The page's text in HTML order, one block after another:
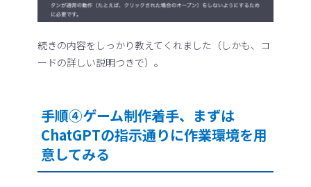
続きの内容をしっかり教えてくれました（しかも、コ
ードの詳しい説明つきで）。
手順④ゲーム制作着手、まずは
ChatGPTの指示通りに作業環境を用
意してみる